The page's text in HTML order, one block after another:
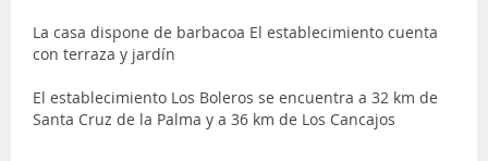
La casa dispone de barbacoa El establecimiento cuenta
con terraza y jardín
El establecimiento Los Boleros se encuentra a 32 km de
Santa Cruz de la Palma y a 36 km de Los Cancajos